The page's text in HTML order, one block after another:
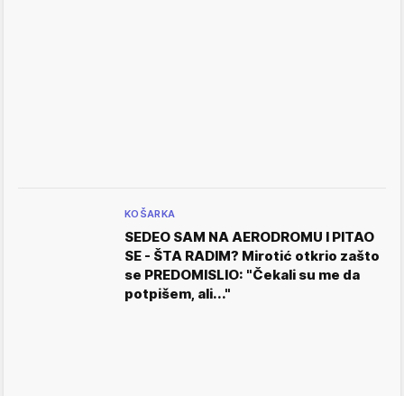
KOŠARKA
SEDEO SAM NA AERODROMU I PITAO
SE - ŠTA RADIM? Mirotić otkrio zašto
se PREDOMISLIO: "Čekali su me da
potpišem, ali..."